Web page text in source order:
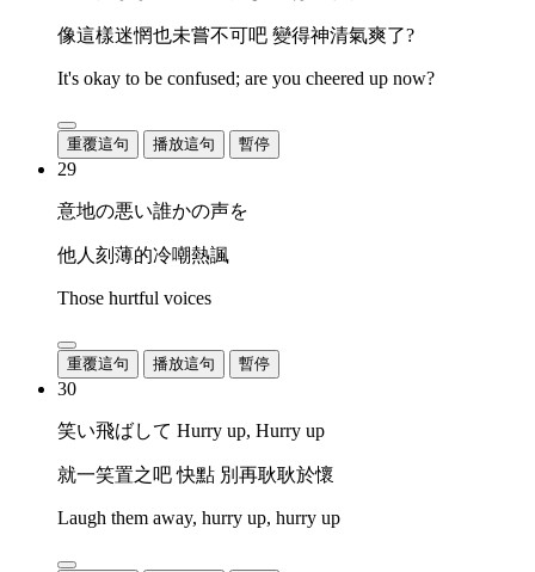
像這樣迷惘也未嘗不可吧 變得神清氣爽了?
It's okay to be confused; are you cheered up now?
重覆這句 播放這句 暫停
29
意地の悪い誰かの声を
他人刻薄的冷嘲熱諷
Those hurtful voices
重覆這句 播放這句 暫停
30
笑い飛ばして Hurry up, Hurry up
就一笑置之吧 快點 別再耿耿於懷
Laugh them away, hurry up, hurry up